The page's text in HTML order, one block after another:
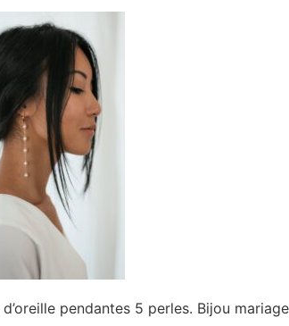
d’oreille pendantes 5 perles. Bijou